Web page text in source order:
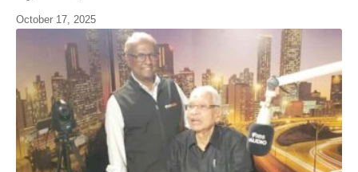
October 17, 2025